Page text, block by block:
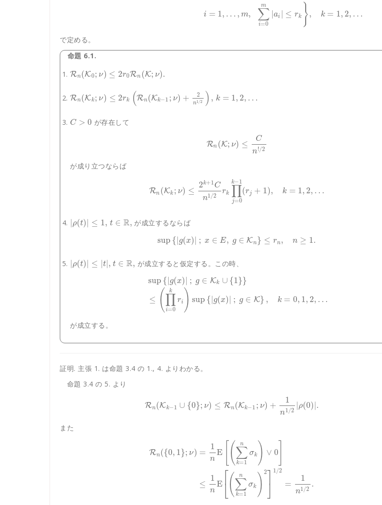
i = 1, … , m, ∑
i=0
m
ai ≤ rk }, k = 1, 2, …
で定める。
命題 6.1.
Rn(K0; ν) ≤ 2r0Rn (K; ν).
Rn(Kk ; ν) ≤ 2rk (Rn (Kk−1 ; ν) + 2
n1 /2 ) , k = 1, 2, …
C > 0 が存在して
Rn (K; ν) ≤
C
n!/2
が成り立つならば
Rn (Kk ; ν) ≤
2k+1 C
n1 /2
rk ∏
j=0
k−1
(rj + 1), k = 1, 2, …
ρ(t) ≤ 1, t ∈ R, が成立するならば
sup { g(x) ; x ∈ E, g ∈ Kn} ≤ rn, n ≥ 1.
ρ(t) ≤ t| , t ∈ R, が成立すると仮定する。この時、
sup {|g(x)| ; g ∈ Kk ∪ {1}}
≤ (∏
i=0
k
ri ) sup { g(x) ; g ∈ K} , k = 0, 1, 2, …
が成立する。
証明. 主張 1. は命題 3.4 の 1., 4. よりわかる。
命題 3.4 の 5. より
Rn(Kk−1 ∪ {0}; ν) ≤ Rn (Kk−1 ; ν) +
1
n1 /2
ρ(0) .
また
Rn ({0, 1}; ν) =
1
n
E (∑
k=1
n
σk ) ∨ 0
≤
1
n
E⎡
⎣(∑
k=1
n
σk ) 2⎤
⎦
1 /2
=
1
n1 /2 .